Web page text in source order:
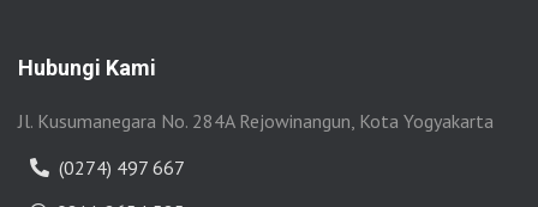
Hubungi Kami
Jl. Kusumanegara No. 284A Rejowinangun, Kota Yogyakarta
(0274) 497 667